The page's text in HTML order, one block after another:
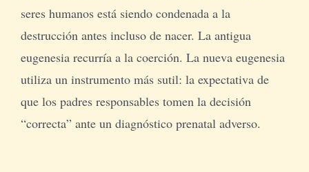
seres humanos está siendo condenada a la
destrucción antes incluso de nacer. La antigua
eugenesia recurría a la coerción. La nueva eugenesia
utiliza un instrumento más sutil: la expectativa de
que los padres responsables tomen la decisión
“correcta” ante un diagnóstico prenatal adverso.